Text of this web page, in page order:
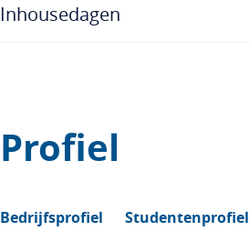
Inhousedagen
Profiel
Bedrijfsprofiel Studentenprofiel